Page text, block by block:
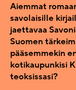
Aiemmat
savolaisille
jaettavaa
Suomen
pääsemmekin
kotikaupunkisi
teoksissasi?